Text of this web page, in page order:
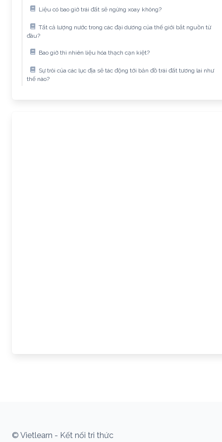
Liệu có bao giờ trái đất sẽ ngừng xoay không?
Tất cả lượng nước trong các đại dương của thế giới bắt nguồn từ
đâu?
Bao giờ thì nhiên liệu hóa thạch cạn kiệt?
Sự trôi của các lục địa sẽ tác động tới bản đồ trái đất tương lai như
thế nào?
© Vietlearn - Kết nối tri thức